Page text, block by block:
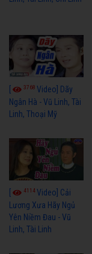
3768 Video] Dãy
Ngân Hà - Vũ Linh, Tài
Linh, Thoại Mỹ
4114Video] Cải
Lương Xưa Hãy Ngủ
Yên Niềm Đau - Vũ
Linh, Tài Linh